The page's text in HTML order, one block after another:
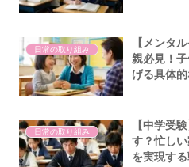
日常の取り組み
【メンタ
親必見！
げる具体
日常の取り組み
【中学受
す？忙し
を実現す